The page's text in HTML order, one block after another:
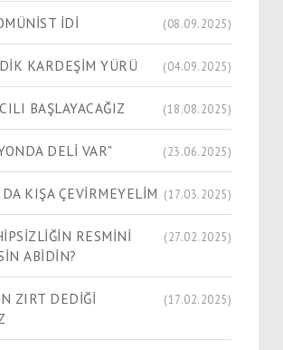
İDİ (08.09.2025)
KARDEŞİM YÜRÜ (04.09.2025)
BAŞLAYACAĞIZ (18.08.2025)
DELİ VAR" (23.06.2025)
KIŞA ÇEVİRMEYELİM (17.03.2025)
RESMİNİ
ABİDİN?
(27.02.2025)
ZIRT DEDİĞİ
(17.02.2025)